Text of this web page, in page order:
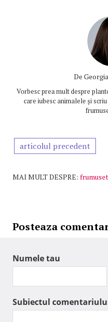
De
Vorbesc prea mult despre
care iubesc animalele și
articolul precedent
MAI MULT DESPRE:
Posteaza
Numele tau
Subiectul